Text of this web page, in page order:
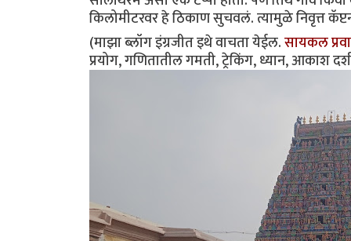
किलोमीटरवर हे ठिकाण सुचवलं. त्यामुळे निवृत्त
(माझा ब्लॉग इंग्रजीत इथे वाचता येईल.सायकल
प्रयोग, गणितातील गमती, ट्रेकिंग, ध्यान, आकाश